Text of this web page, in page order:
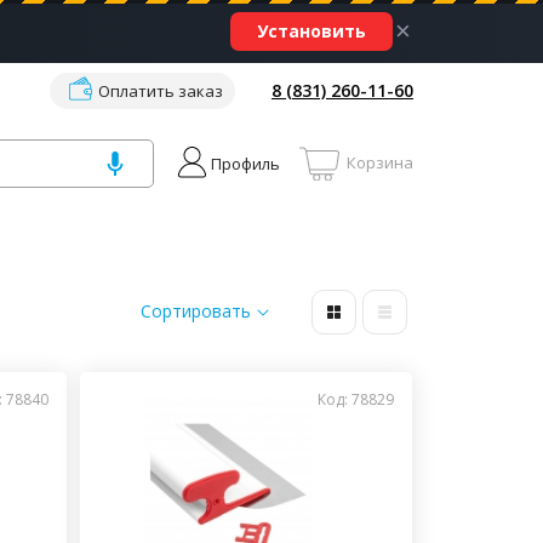
Установить ×
Оплатить заказ 8 (831) 260-11-60
Профиль Корзина
Сортировать
78840 Код: 78829